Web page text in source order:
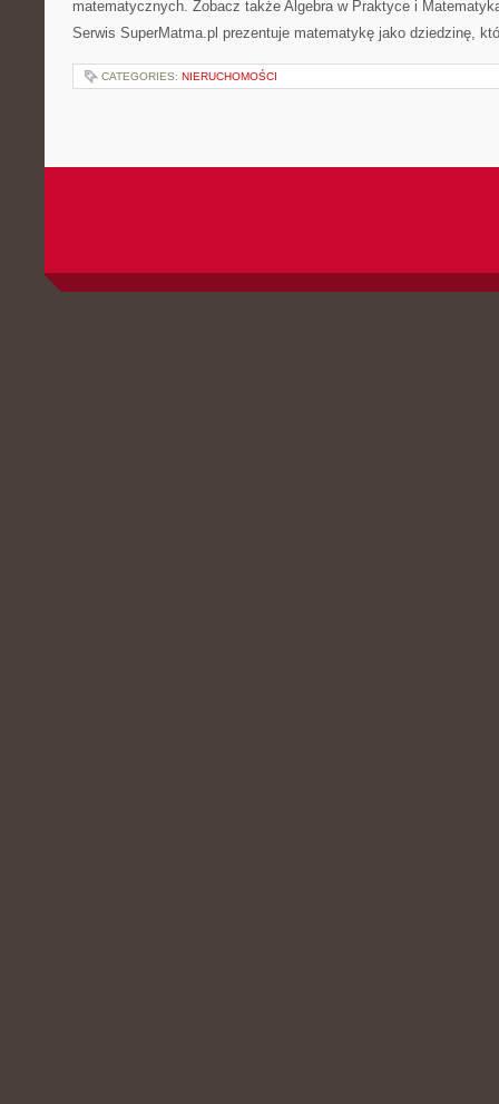
matematycznych. Zobacz także Algebra w Praktyce i
Serwis SuperMatma.pl prezentuje matematykę jako dziedzinę,
CATEGORIES: NIERUCHOMOŚCI